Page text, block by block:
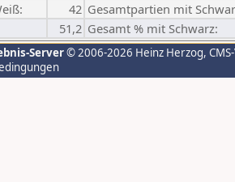
42 Gesamtpartien mit
51,2 Gesamt % mit Schwarz:
Server© 2006-2026 Heinz Herzog,